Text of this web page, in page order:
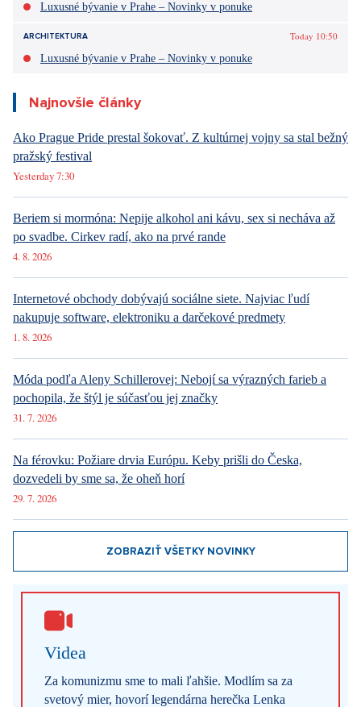
Luxusné bývanie v Prahe – Novinky v ponuke
ARCHITEKTURA
Today 10:50
Luxusné bývanie v Prahe – Novinky v ponuke
Najnovšie články
Ako Prague Pride prestal šokovať. Z kultúrnej vojny sa stal bežný
pražský festival
Yesterday 7:30
Beriem si mormóna: Nepije alkohol ani kávu, sex si necháva až
po svadbe. Cirkev radí, ako na prvé rande
4. 8. 2026
Internetové obchody dobývajú sociálne siete. Najviac ľudí
nakupuje software, elektroniku a darčekové predmety
1. 8. 2026
Móda podľa Aleny Schillerovej: Nebojí sa výrazných farieb a
pochopila, že štýl je súčasťou jej značky
31. 7. 2026
Na férovku: Požiare drvia Európu. Keby prišli do Česka,
dozvedeli by sme sa, že oheň horí
29. 7. 2026
ZOBRAZIŤ VŠETKY NOVINKY
Videa
Za komunizmu sme to mali ľahšie. Modlím sa za
svetový mier, hovorí legendárna herečka Lenka